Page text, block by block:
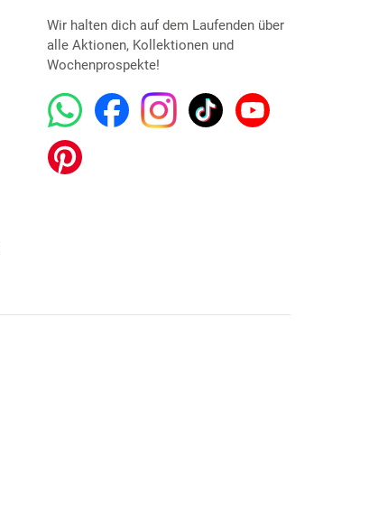
Wir halten dich auf dem Laufenden über
alle Aktionen, Kollektionen und
Wochenprospekte!